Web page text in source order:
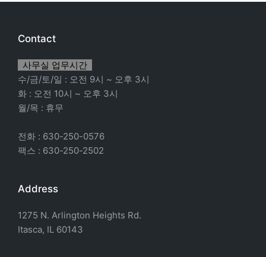
Contact
사무실 업무시간
수/금/토/일 : 오전 9시 ~ 오후 3시
화 : 오전 10시 ~ 오후 3시
월/목 : 휴무
전화 : 630-250-0576
팩스 : 630-250-2502
Address
1275 N. Arlington Heights Rd.
Itasca, IL 60143